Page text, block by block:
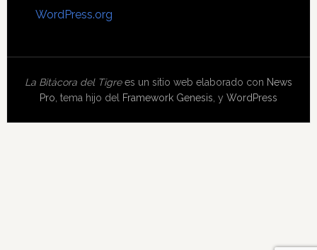
WordPress.org
La Bitácora del Tigrees un sitio web elaborado con News
Pro, tema hijo del Framework Genesis, y WordPress